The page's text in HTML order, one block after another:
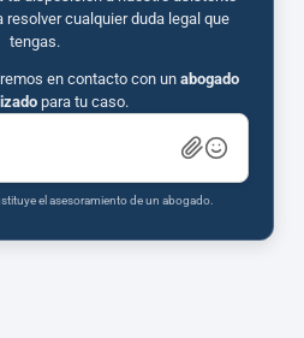
resolver cualquier duda legal que
tengas.
en contacto con un abogado
para tu caso.
el asesoramiento de un abogado.